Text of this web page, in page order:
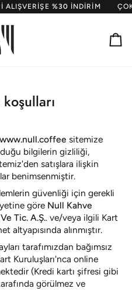
%30INDIRIM ÇOK
www.null.coffee sitemize
bilgilerin gizliliği,
satışlara ilişkin
benimsenmiştir.
güvenliği için gerekli
göre Null Kahve
Tic. A.Ş.. ve/veya ilgili Kart
altyapısında alınmıştır.
tarafımızdan bağımsız
Kuruluşları'nca online
(Kredi kartı şifresi gibi
görülmez ve